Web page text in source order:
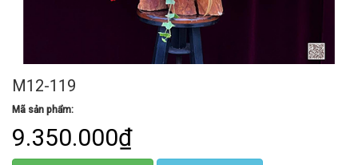
M12-119
Mã sản phẩm:
9.350.000₫